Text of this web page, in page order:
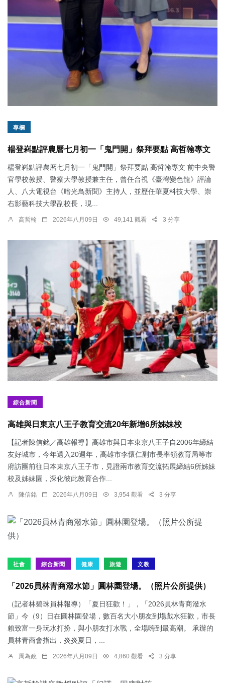
專欄
楊登嵙點評農曆七月初一「鬼門開」祭拜要點 高哲翰專文
楊登嵙點評農曆七月初一「鬼門開」祭拜要點 高哲翰專文 前中央警
官學校教授、警察大學教授兼主任，曾任台視《臺灣變色龍》評論
人、八大電視台《暗光鳥新聞》主持人，並歷任華夏科技大學、崇
右影藝科技大學副校長，現...
高哲翰 2026年八月09日 49,141 觀看 3 分享
綜合新聞
高雄與日東京八王子教育交流20年新增6所姊妹校
【記者陳信銘／高雄報導】高雄市與日本東京八王子自2006年締結
友好城市，今年邁入20週年，高雄市李懷仁副市長率領教育局等市
府訪團前往日本東京八王子市，見證兩市教育交流拓展締結6所姊妹
校及姊妹園，深化彼此教育合作...
陳信銘 2026年八月09日 3,954 觀看 3 分享
社會 綜合新聞 健康 旅遊 文教
「2026員林青商潑水節」圓林園登場。（照片公所提供）
（記者林碧珠員林報導）「夏日狂歡！」，「2026員林青商潑水
節」今（9）日在圓林園登場，數百名大小朋友到場戲水狂歡，市長
賴致富一身玩水打扮，與小朋友打水戰，全場嗨到最高潮。 承辦的
員林青商會指出，炎炎夏日，...
周為政 2026年八月09日 4,860 觀看 3 分享